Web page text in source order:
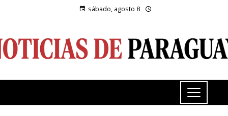
sábado, agosto 8